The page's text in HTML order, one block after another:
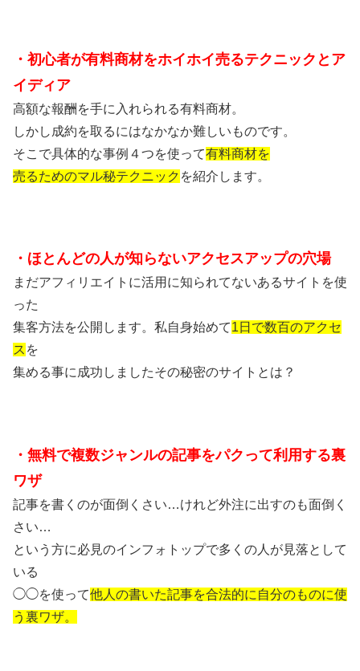
・初心者が有料商材をホイホイ売るテクニックとア
イディア
高額な報酬を手に入れられる有料商材。
しかし成約を取るにはなかなか難しいものです。
そこで具体的な事例４つを使って有料商材を
売るためのマル秘テクニック を紹介します。
・ほとんどの人が知らないアクセスアップの穴場
まだアフィリエイトに活用に知られてないあるサイトを使
った
集客方法を公開します。私自身始めて1日で数百のアクセ
ス を
集める事に成功しましたその秘密のサイトとは？
・無料で複数ジャンルの記事をパクって利用する裏
ワザ
記事を書くのが面倒くさい…けれど外注に出すのも面倒く
さい…
という方に必見のインフォトップで多くの人が見落として
いる
◯◯を使って他人の書いた記事を合法的に自分のものに使
う裏ワザ。